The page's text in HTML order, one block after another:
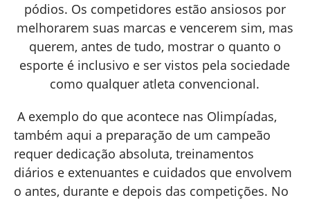
pódios. Os competidores estão ansiosos por
melhorarem suas marcas e vencerem sim, mas
querem, antes de tudo, mostrar o quanto o
esporte é inclusivo e ser vistos pela sociedade
como qualquer atleta convencional.
A exemplo do que acontece nas Olimpíadas,
também aqui a preparação de um campeão
requer dedicação absoluta, treinamentos
diários e extenuantes e cuidados que envolvem
o antes, durante e depois das competições. No